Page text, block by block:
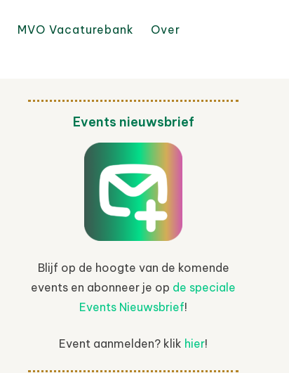
MVO Vacaturebank
Over
Events nieuwsbrief
Blijf op de hoogte van de komende
events en abonneer je op de speciale
Events Nieuwsbrief!
Event aanmelden? klik hier!